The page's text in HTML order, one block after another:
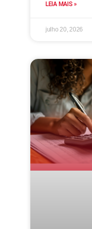
LEIA MAIS »
julho 20, 2026